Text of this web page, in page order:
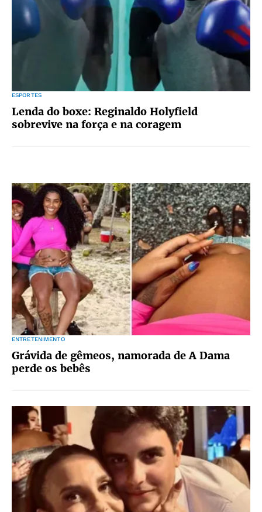
ESPORTES
Lenda do boxe: Reginaldo Holyfield
sobrevive na força e na coragem
ENTRETENIMENTO
Grávida de gêmeos, namorada de A Dama
perde os bebês